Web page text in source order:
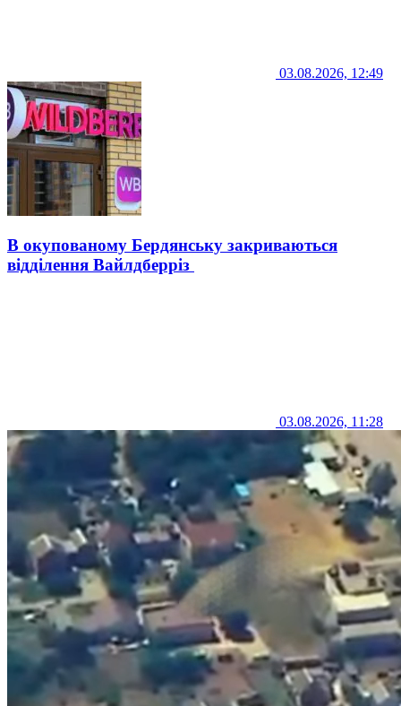
03.08.2026, 12:49
В окупованому Бердянську закриваються
відділення Вайлдберріз
03.08.2026, 11:28